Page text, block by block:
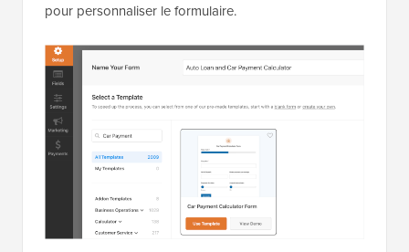
pour personnaliser le formulaire.